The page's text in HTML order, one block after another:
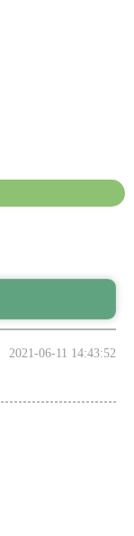
2021-06-11 14:43:52